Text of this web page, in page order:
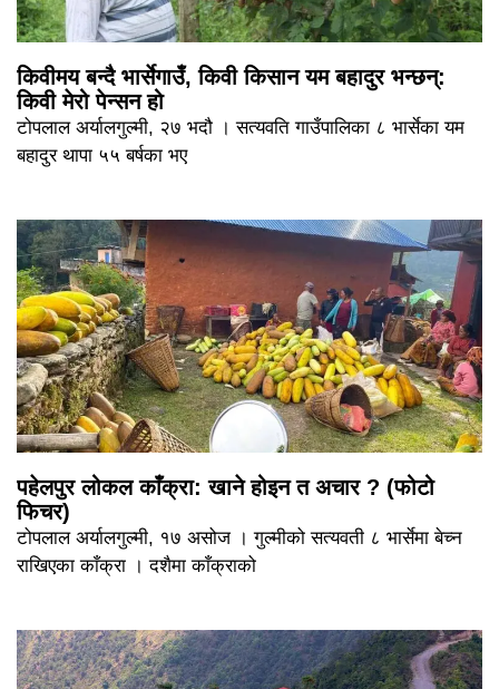
किवीमय बन्दै भार्सेगाउँ, किवी किसान यम बहादुर भन्छन्:
किवी मेरो पेन्सन हो
टोपलाल अर्यालगुल्मी, २७ भदौ । सत्यवति गाउँपालिका ८ भार्सेका यम
बहादुर थापा ५५ बर्षका भए
पहेलपुर लोकल काँक्रा: खाने होइन त अचार ? (फोटो
फिचर)
टोपलाल अर्यालगुल्मी, १७ असोज । गुल्मीको सत्यवती ८ भार्सेमा बेच्न
राखिएका काँक्रा । दशैमा काँक्राको